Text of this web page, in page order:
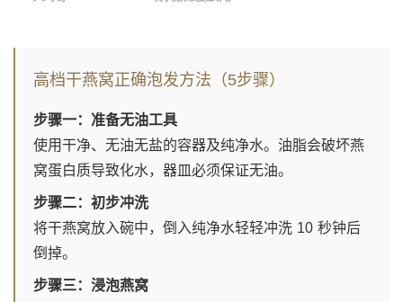
高档干燕窝正确泡发方法（5步骤）
步骤一：准备无油工具
使用干净、无油无盐的容器及纯净水。油脂会破坏燕
窝蛋白质导致化水，器皿必须保证无油。
步骤二：初步冲洗
将干燕窝放入碗中，倒入纯净水轻轻冲洗 10 秒钟后
倒掉。
步骤三：浸泡燕窝